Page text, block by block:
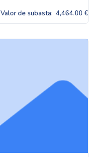
Valor de subasta: 4,464.00 €